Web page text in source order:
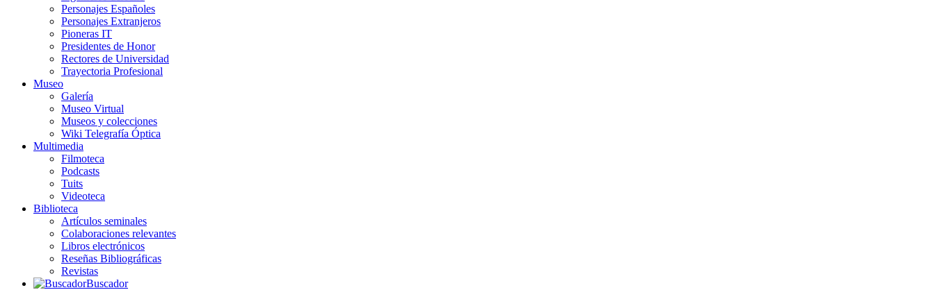
Personajes Españoles
Personajes Extranjeros
Pioneras IT
Presidentes de Honor
Rectores de Universidad
Trayectoria Profesional
Museo
Galería
Museo Virtual
Museos y colecciones
Wiki Telegrafía Óptica
Multimedia
Filmoteca
Podcasts
Tuits
Videoteca
Biblioteca
Artículos seminales
Colaboraciones relevantes
Libros electrónicos
Reseñas Bibliográficas
Revistas
Buscador